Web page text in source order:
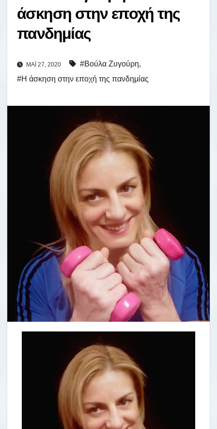
άσκηση στην εποχή της
πανδημίας
ΜΆΙ 27, 2020 #Βούλα Ζυγούρη,
#Η άσκηση στην εποχή της πανδημίας